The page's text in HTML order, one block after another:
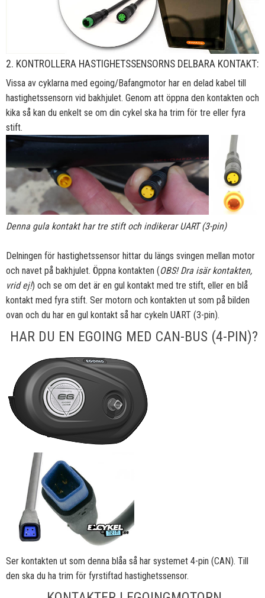
2. KONTROLLERA HASTIGHETSSENSORNS DELBARA KONTAKT:
Vissa av cyklarna med egoing/Bafangmotor har en delad kabel till
hastighetssensorn vid bakhjulet. Genom att öppna den kontakten och
kika så kan du enkelt se om din cykel ska ha trim för tre eller fyra
stift.
Denna gula kontakt har tre stift och indikerar UART (3-pin)
Delningen för hastighetssensor hittar du längs svingen mellan motor
och navet på bakhjulet. Öppna kontakten (OBS! Dra isär kontakten,
vrid ej!) och se om det är en gul kontakt med tre stift, eller en blå
kontakt med fyra stift. Ser motorn och kontakten ut som på bilden
ovan och du har en gul kontakt så har cykeln UART (3-pin).
HAR DU EN EGOING MED CAN-BUS (4-PIN)?
Ser kontakten ut som denna blåa så har systemet 4-pin (CAN). Till
den ska du ha trim för fyrstiftad hastighetssensor.